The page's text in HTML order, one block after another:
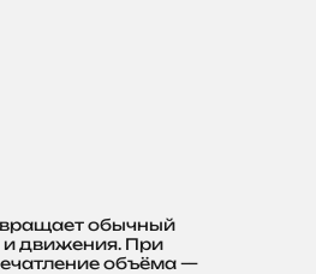
обычный
движения. При
объёма —